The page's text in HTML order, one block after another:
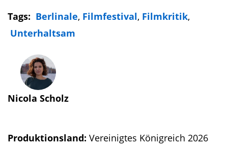
Tags: Berlinale, Filmfestival, Filmkritik,
Unterhaltsam
Nicola Scholz
Produktionsland: Vereinigtes Königreich 2026